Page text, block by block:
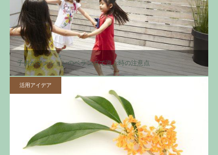
子供がマンションのベランダで遊ぶ時の注意点
活用アイデア